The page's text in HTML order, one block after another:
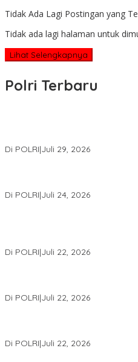
Tidak Ada Lagi Postingan yang
Tidak ada lagi halaman untuk
Lihat Selengkapnya
Polri Terbaru
Di POLRI|Juli 29, 2026
Di POLRI|Juli 24, 2026
Di POLRI|Juli 22, 2026
Di POLRI|Juli 22, 2026
Di POLRI|Juli 22, 2026